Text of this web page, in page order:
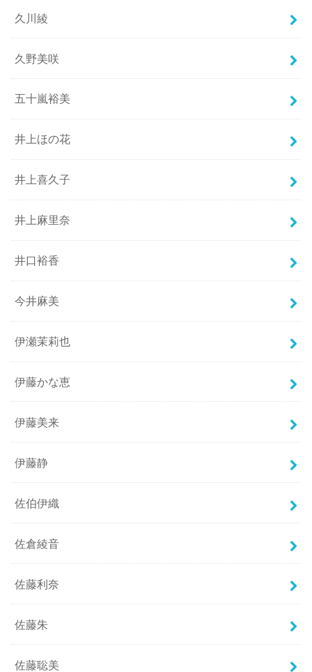
久川綾
久野美咲
五十嵐裕美
井上ほの花
井上喜久子
井上麻里奈
井口裕香
今井麻美
伊瀬茉莉也
伊藤かな恵
伊藤美来
伊藤静
佐伯伊織
佐倉綾音
佐藤利奈
佐藤朱
佐藤聡美